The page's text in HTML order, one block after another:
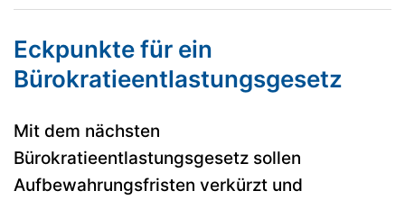
Eckpunkte für ein
Bürokratieentlastungsgesetz
Mit dem nächsten
Bürokratieentlastungsgesetz sollen
Aufbewahrungsfristen verkürzt und